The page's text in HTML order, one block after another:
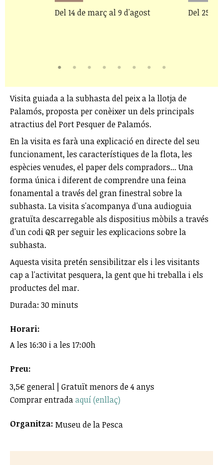
Del 14 de març al 9 d'agost Del 25
Visita guiada a la subhasta del peix a la llotja de
Palamós, proposta per conèixer un dels principals
atractius del Port Pesquer de Palamós.
En la visita es farà una explicació en directe del seu
funcionament, les característiques de la flota, les
espècies venudes, el paper dels compradors... Una
forma única i diferent de comprendre una feina
fonamental a través del gran finestral sobre la
subhasta. La visita s'acompanya d'una audioguia
gratuïta descarregable als dispositius mòbils a través
d'un codi QR per seguir les explicacions sobre la
subhasta.
Aquesta visita pretén sensibilitzar els i les visitants
cap a l'activitat pesquera, la gent que hi treballa i els
productes del mar.
Durada: 30 minuts
Horari:
A les 16:30 i a les 17:00h
Preu:
3,5€ general | Gratuït menors de 4 anys
Comprar entradaaquí (enllaç)
Organitza: Museu de la Pesca